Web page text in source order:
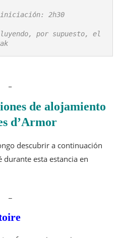
2h30
por supuesto, el
de alojamiento
d’Armor
descubrir a continuación
esta estancia en